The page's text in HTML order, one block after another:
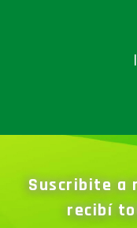
Suscribite a
recibí